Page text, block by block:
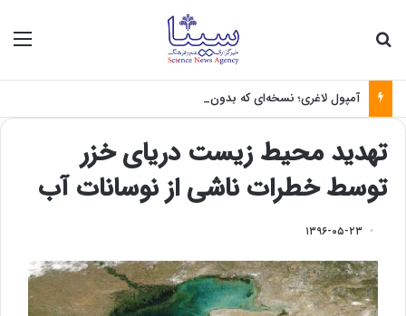
آمپول لاغری؛ نسخه‌ای که بدون تغذیه خطرناک می‌شود
تهدید محیط زیست دریای خزر
توسط خطرات ناشی از نوسانات آب
۱۳۹۶-۰۵-۲۳